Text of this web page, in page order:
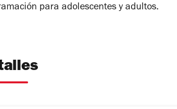
para adolescentes y adultos.